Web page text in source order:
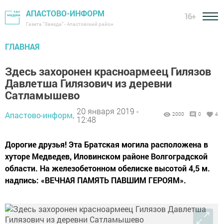
АПАСТОВО-ИНФОРМ
Газета "Звезда" - Апастовский район
16+
ГЛАВНАЯ
Здесь захоронен красноармеец Гилязов
Давлетша Гилязович из деревни
Сатламышево
Апастово-информ, 20 января 2019 -
12:48
2000 0 4
Дорогие друзья! Эта Братская могила расположена в
хуторе Медведев, Иловинском районе Волгоградской
области. На железобетонном обелиске высотой 4,5 м.
надпись: «ВЕЧНАЯ ПАМЯТЬ ПАВШИМ ГЕРОЯМ».